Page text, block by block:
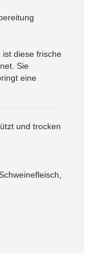
ist diese frische
Sie
eine
und trocken